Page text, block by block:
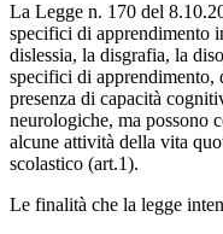
La Legge n. 170 del
specifici di apprendimento
dislessia, la disgrafia, la
specifici di apprendimento,
presenza di capacità
neurologiche, ma possono
alcune attività della vita
scolastico (art.1).
Le finalità che la legge